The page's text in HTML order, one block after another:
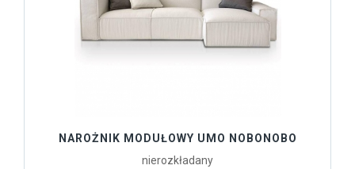
NAROŻNIK MODUŁOWY UMO NOBONOBO
nierozkładany